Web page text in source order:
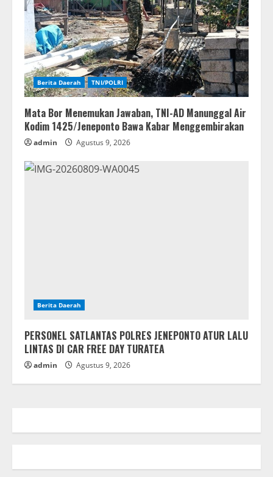
Berita Daerah TNI/POLRI
Mata Bor Menemukan Jawaban, TNI-AD Manunggal Air
Kodim 1425/Jeneponto Bawa Kabar Menggembirakan
admin Agustus 9, 2026
Berita Daerah
PERSONEL SATLANTAS POLRES JENEPONTO ATUR LALU
LINTAS DI CAR FREE DAY TURATEA
admin Agustus 9, 2026